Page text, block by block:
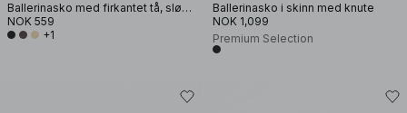
Ballerinasko med firkantet tå, sløyfe
NOK 559
+1
Ballerinasko i skinn med knute
NOK 1,099
Premium Selection